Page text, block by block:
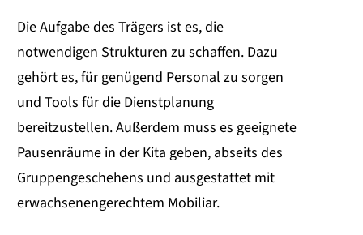
Die Aufgabe des Trägers ist es, die
notwendigen Strukturen zu schaffen. Dazu
gehört es, für genügend Personal zu sorgen
und Tools für die Dienstplanung
bereitzustellen. Außerdem muss es geeignete
Pausenräume in der Kita geben, abseits des
Gruppengeschehens und ausgestattet mit
erwachsenengerechtem Mobiliar.